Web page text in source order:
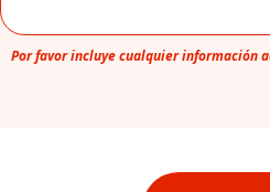
Por favor incluye cualquier información